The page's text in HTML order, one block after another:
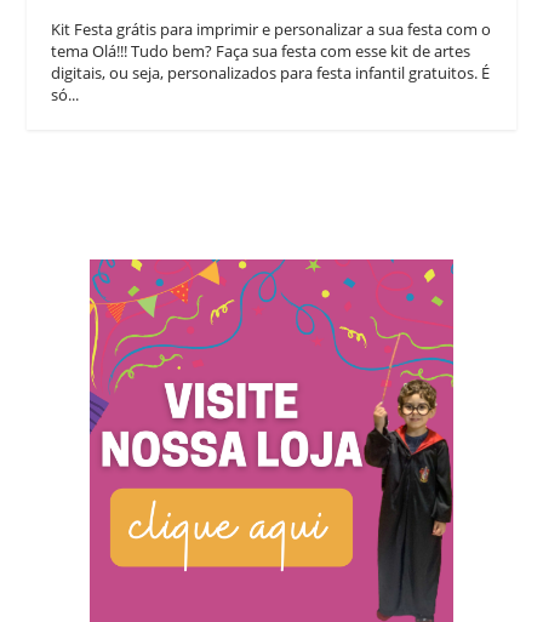
Kit Festa grátis para imprimir e personalizar a sua festa com o
tema Olá!!! Tudo bem? Faça sua festa com esse kit de artes
digitais, ou seja, personalizados para festa infantil gratuitos. É
só...